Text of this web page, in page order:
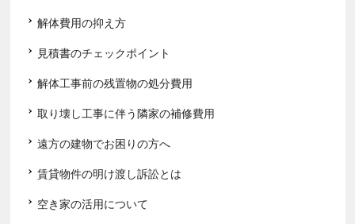
解体費用の抑え方
見積書のチェックポイント
解体工事前の残置物の処分費用
取り壊し工事に伴う隣家の補修費用
遠方の建物でお困りの方へ
賃貸物件の明け渡し訴訟とは
空き家の活用について